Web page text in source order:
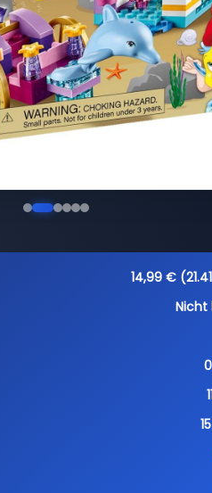
14,99 €
Nicht